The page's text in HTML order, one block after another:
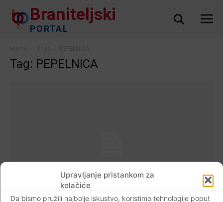
Upravljanje pristankom za
kolačiće
Da bismo pružili najbolje iskustvo, koristimo tehnologije poput
Braniteljski
PORTAL
Tag: PEPELNICA